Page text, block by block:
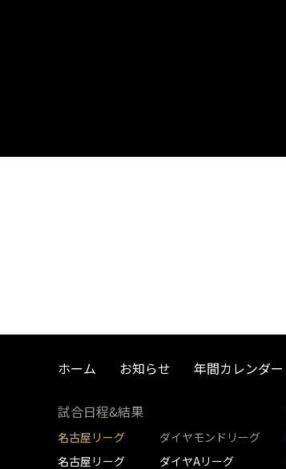
ホーム お知らせ 年間カレンダー
試合日程&結果
名古屋リーグ
名古屋リーグ
ダイヤモンドリーグ
ダイヤAリーグ